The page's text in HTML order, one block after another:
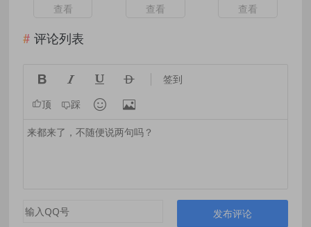
查看 查看 查看
评论列表
    签到
顶 踩  
发布评论